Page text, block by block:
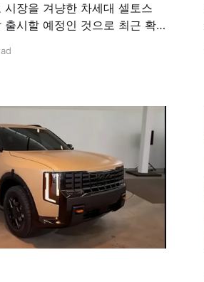
시장을 겨냥한 차세대 셀토스
시할 예정인 것으로 최근 확
모델 대비 대폭적인 변화를 예
계 전문가들은 이번 차세대 셀